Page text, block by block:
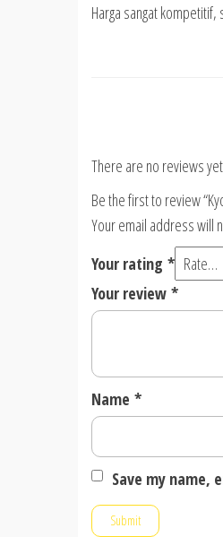
Harga sangat
There are no reviews
Be the first to review
Your email address will
Your rating *
Your review *
Name *
Save my name,